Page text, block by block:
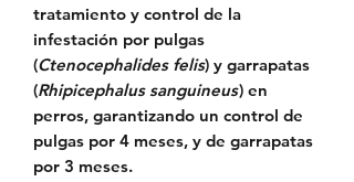
tratamiento y control de la
infestación por pulgas
(Ctenocephalides felis) y garrapatas
(Rhipicephalus sanguineus) en
perros, garantizando un control de
pulgas por 4 meses, y de garrapatas
por 3 meses.